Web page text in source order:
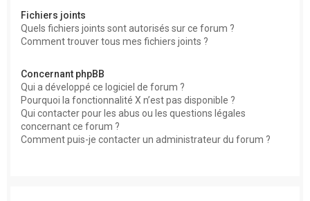
Fichiers joints
Quels fichiers joints sont autorisés sur ce forum ?
Comment trouver tous mes fichiers joints ?
Concernant phpBB
Qui a développé ce logiciel de forum ?
Pourquoi la fonctionnalité X n’est pas disponible ?
Qui contacter pour les abus ou les questions légales
concernant ce forum ?
Comment puis-je contacter un administrateur du forum ?